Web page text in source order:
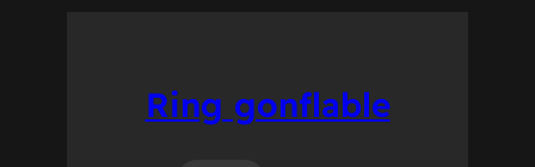
Ring gonflable